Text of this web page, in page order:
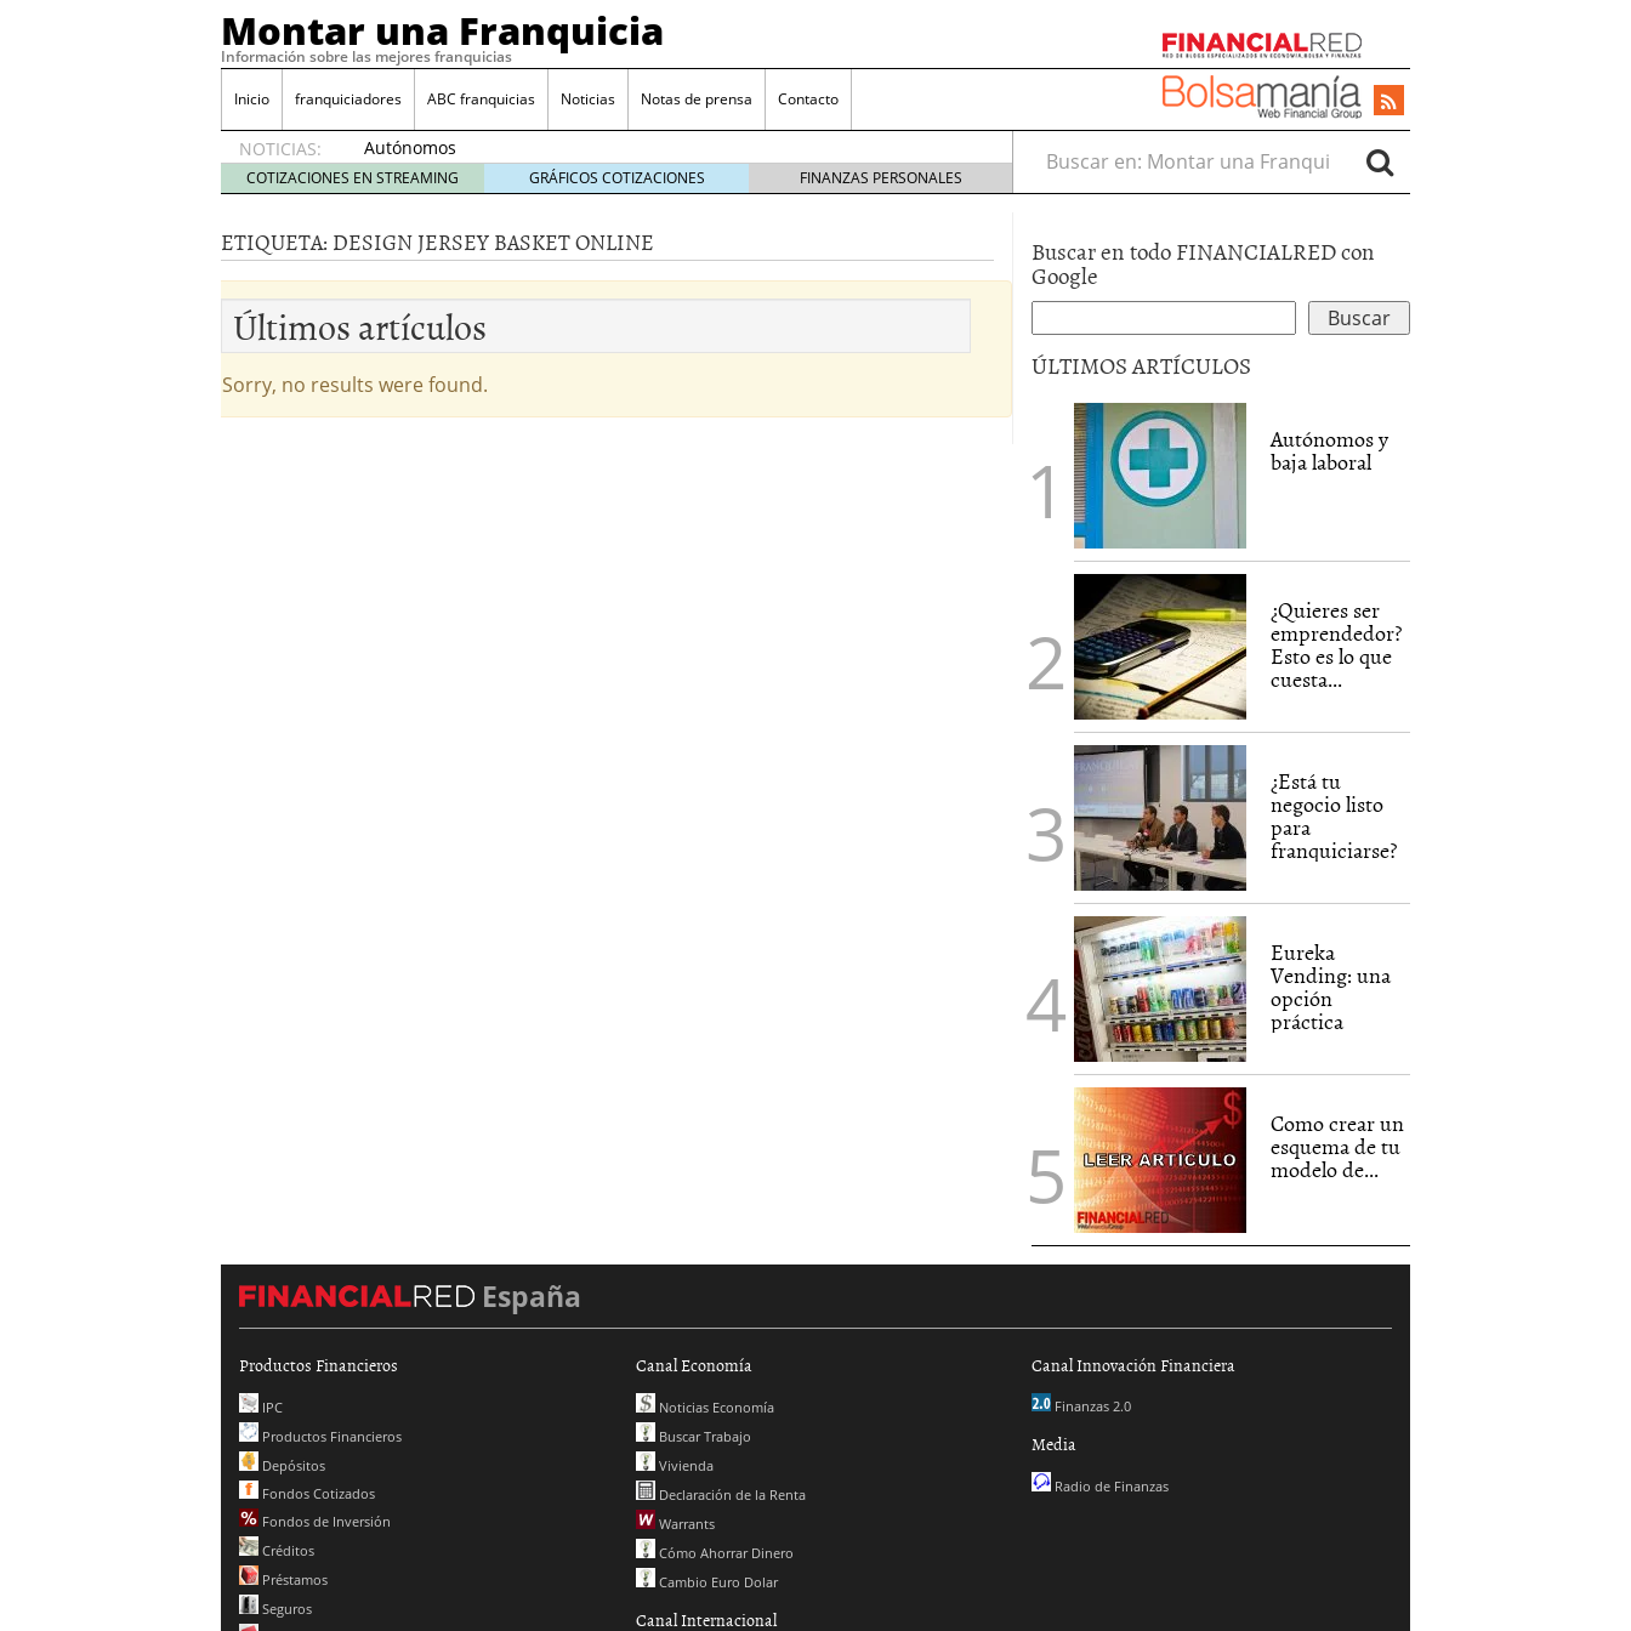
Montar una Franquicia
Información sobre las mejores franquicias
Inicio franquiciadores ABC franquicias Noticias Notas de prensa Contacto
NOTICIAS:
Autónomos
y baja
laboral
2014
¿Quieres ser emprendedor? Esto es lo que cuesta y las ayudas que puedes
tener 4 julio 2014
¿Está tu negocio listo para franquiciarse?
Eureka Vending: una opción práctica
COTIZACIONES EN STREAMING GRÁFICOS COTIZACIONES FINANZAS PERSONALES
Buscar en:
ETIQUETA: DESIGN JERSEY BASKET ONLINE
Últimos artículos
Sorry, no results were found.
Buscar en todo FINANCIALRED con
Google
ÚLTIMOS ARTÍCULOS
Autónomos y
baja laboral
¿Quieres ser
emprendedor?
Esto es lo que
cuesta...
¿Está tu
negocio listo
para
franquiciarse?
Eureka
Vending: una
opción
práctica
Como crear un
esquema de tu
modelo de...
España
Productos Financieros
IPC
Productos Financieros
Depósitos
Fondos Cotizados
Fondos de Inversión
Créditos
Préstamos
Seguros
Canal Economía
Noticias Economía
Buscar Trabajo
Vivienda
Declaración de la Renta
Warrants
Cómo Ahorrar Dinero
Cambio Euro Dolar
Canal Internacional
Canal Innovación Financiera
Finanzas 2.0
Media
Radio de Finanzas